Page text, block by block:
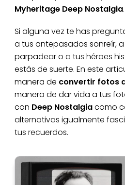
Myheritage Deep Nostalgia.
Si alguna vez te has
a tus antepasados sonreír,
parpadear o a tus héroes
estás de suerte. En este
manera de convertir fotos
manera de dar vida a tus
con Deep Nostalgiacomo
alternativas igualmente
tus recuerdos.